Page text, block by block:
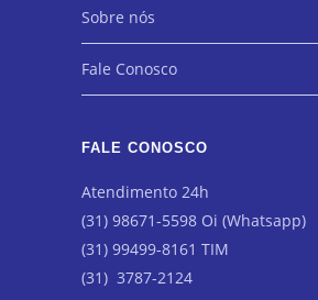
Sobre nós
Fale Conosco
FALE CONOSCO
Atendimento 24h
(31) 98671-5598 Oi (Whatsapp)
(31) 99499-8161 TIM
(31) 3787-2124